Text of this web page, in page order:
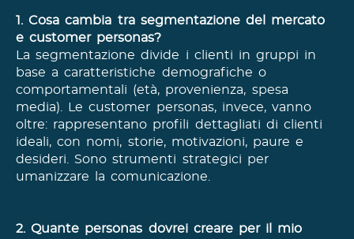
1. Cosa cambia tra segmentazione del mercato
e customer personas?
La segmentazione divide i clienti in gruppi in
base a caratteristiche demografiche o
comportamentali (età, provenienza, spesa
media). Le customer personas, invece, vanno
oltre: rappresentano profili dettagliati di clienti
ideali, con nomi, storie, motivazioni, paure e
desideri. Sono strumenti strategici per
umanizzare la comunicazione.
2. Quante personas dovrei creare per il mio